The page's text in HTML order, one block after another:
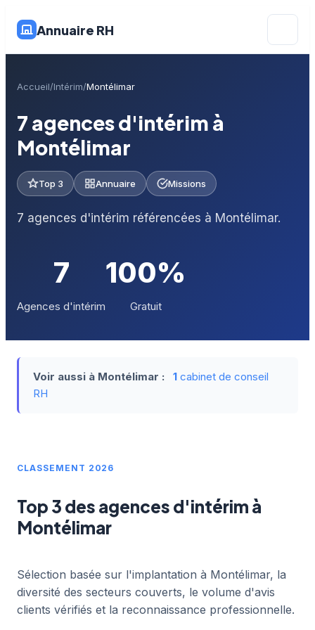
Annuaire RH
Accueil Intérim Montélimar
7 agences d'intérim à
Montélimar
Top 3 Annuaire Missions
7 agences d'intérim référencées à Montélimar.
7
Agences d'intérim
100%
Gratuit
Voir aussi à Montélimar : 1 cabinet de conseil
RH
CLASSEMENT 2026
Top 3 des agences d'intérim à
Montélimar
Sélection basée sur l'implantation à Montélimar, la
diversité des secteurs couverts, le volume d'avis
clients vérifiés et la reconnaissance professionnelle.